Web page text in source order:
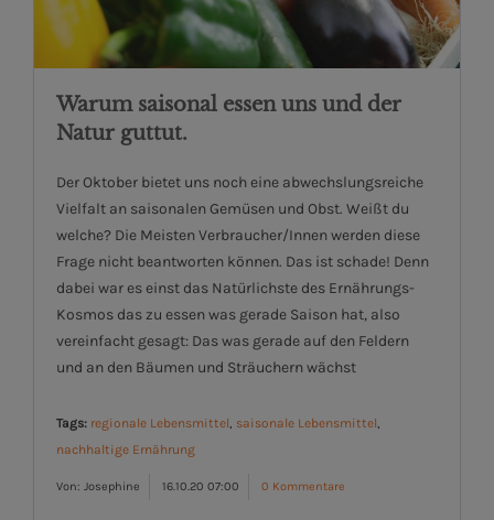
Warum saisonal essen uns und der
Natur guttut.
Der Oktober bietet uns noch eine abwechslungsreiche
Vielfalt an saisonalen Gemüsen und Obst. Weißt du
welche? Die Meisten Verbraucher/Innen werden diese
Frage nicht beantworten können. Das ist schade! Denn
dabei war es einst das Natürlichste des Ernährungs-
Kosmos das zu essen was gerade Saison hat, also
vereinfacht gesagt: Das was gerade auf den Feldern
und an den Bäumen und Sträuchern wächst
Tags: regionale Lebensmittel saisonale Lebensmittel
nachhaltige Ernährung
Von: Josephine 16.10.20 07:00 0 Kommentare